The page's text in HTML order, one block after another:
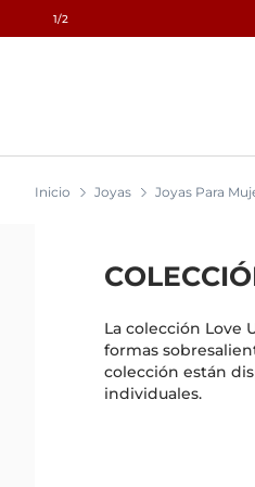
1/2
Inicio Joyas Joyas Para
La colección Love
formas
colección están
individuales.